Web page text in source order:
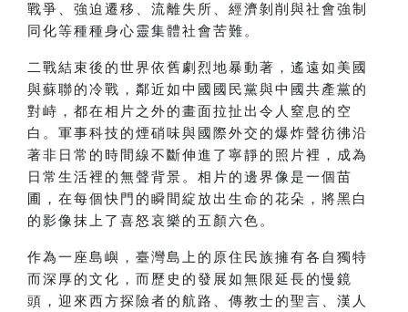
戰爭、強迫遷移、流離失所、經濟剝削與社會強制
同化等種種身心靈集體社會苦難。
二戰結束後的世界依舊劇烈地暴動著，遙遠如美國
與蘇聯的冷戰，鄰近如中國國民黨與中國共產黨的
對峙，都在相片之外的畫面拉扯出令人窒息的空
白。軍事科技的煙硝味與國際外交的爆炸聲彷彿沿
著非日常的時間線不斷伸進了寧靜的照片裡，成為
日常生活裡的無聲背景。相片的邊界像是一個苗
圃，在每個快門的瞬間綻放出生命的花朵，將黑白
的影像抹上了喜怒哀樂的五顏六色。
作為一座島嶼，臺灣島上的原住民族擁有各自獨特
而深厚的文化，而歷史的發展如無限延長的慢鏡
頭，迎來西方探險者的航路、傳教士的聖言、漢人